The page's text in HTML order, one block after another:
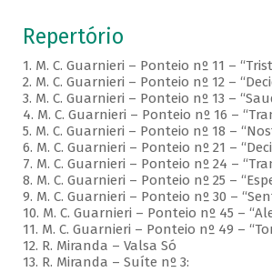
Repertório
1. M. C. Guarnieri – Ponteio nº 11 –
2. M. C. Guarnieri – Ponteio nº 12 –
3. M. C. Guarnieri – Ponteio nº 13 –
4. M. C. Guarnieri – Ponteio nº 16 –
5. M. C. Guarnieri – Ponteio nº 18 –
6. M. C. Guarnieri – Ponteio nº 21 –
7. M. C. Guarnieri – Ponteio nº 24 –
8. M. C. Guarnieri – Ponteio nº 25 –
9. M. C. Guarnieri – Ponteio nº 30 –
10. M. C. Guarnieri – Ponteio nº 45 –
11. M. C. Guarnieri – Ponteio nº 49 –
12. R. Miranda – Valsa Só
13. R. Miranda – Suíte nº 3: